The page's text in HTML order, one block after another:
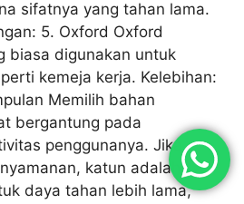
sifatnya yang tahan lama.
5. Oxford Oxford
biasa digunakan untuk
kemeja kerja. Kelebihan:
Memilih bahan
bergantung pada
penggunanya. Jika
katun adalah
daya tahan lebih lama,